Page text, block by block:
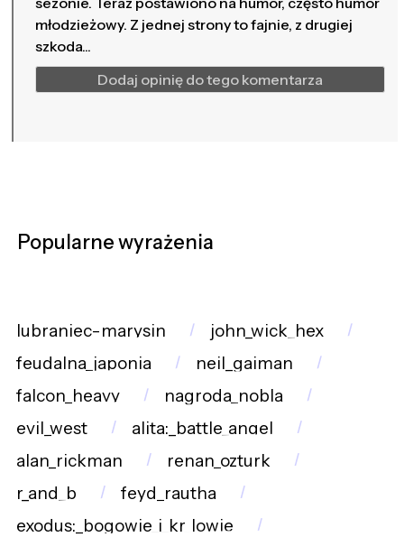
młodzieżowy. Z jednej strony to fajnie, z drugiej
szkoda...
Dodaj opinię do tego komentarza
Popularne wyrażenia
lubraniec-marysin
john_wick_hex
feudalna_japonia
neil_gaiman
falcon_heavy
nagroda_nobla
evil_west
alita:_battle_angel
alan_rickman
renan_ozturk
r_and_b
feyd_rautha
exodus:_bogowie_i_kr_lowie